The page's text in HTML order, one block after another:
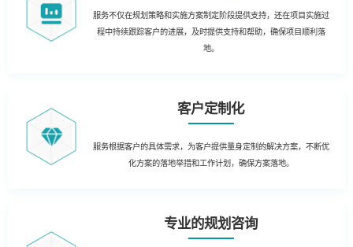
服务不仅在规划策略和实施方案制定阶段提供支持，还在项目实施过
程中持续跟踪客户的进展，及时提供支持和帮助，确保项目顺利落
地。
客户定制化
服务根据客户的具体需求，为客户提供量身定制的解决方案，不断优
化方案的落地举措和工作计划，确保方案落地。
专业的规划咨询